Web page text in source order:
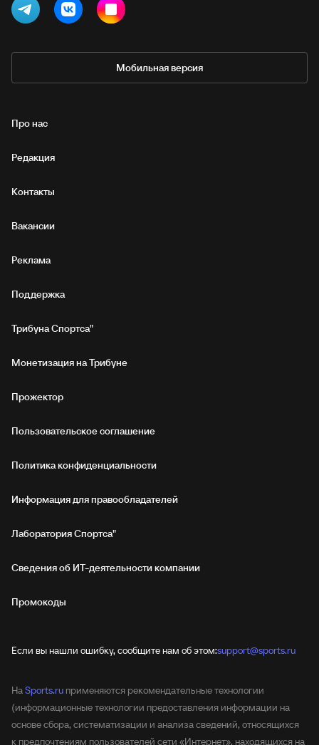
Мобильная версия
Про нас
Редакция
Контакты
Вакансии
Реклама
Поддержка
Трибуна Спортса"
Монетизация на Трибуне
Прожектор
Пользовательское соглашение
Политика конфиденциальности
Информация для правообладателей
Лаборатория Спортса"
Сведения об ИТ‑деятельности компании
Промокоды
Если вы нашли ошибку, сообщите нам об этом:support@sports.ru
НаSports.ru применяются рекомендательные технологии
(информационные технологии предоставления информации на
основе сбора, систематизации и анализа сведений, относящихся
к предпочтениям пользователей сети «Интернет», находящихся на